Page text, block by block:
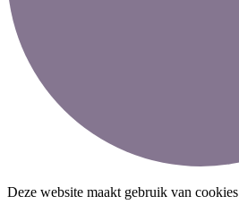
Deze website maakt gebruik van cookies